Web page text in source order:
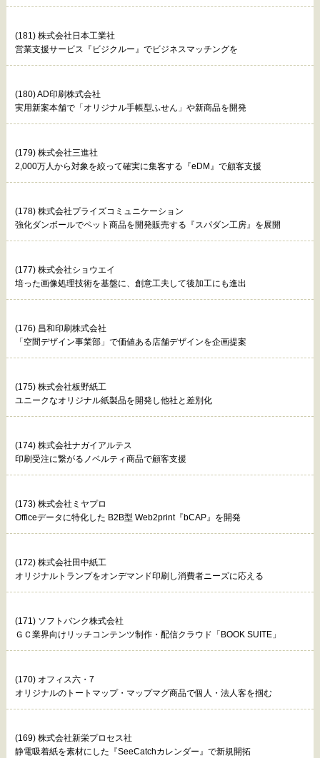
(181) 株式会社日本工業社
営業支援サービス『ビジクルー』でビジネスマッチングを
(180) AD印刷株式会社
実用新案本舗で「オリジナル手帳型ふせん」や新商品を開発
(179) 株式会社三進社
2,000万人から対象を絞って確実に集客する『eDM』で顧客支援
(178) 株式会社プライズコミュニケーション
強化ダンボールでペット商品を開発販売する『スパダン工房』を展開
(177) 株式会社ショウエイ
培った画像処理技術を基盤に、創意工夫して後加工にも進出
(176) 昌和印刷株式会社
「空間デザイン事業部」で価値ある店舗デザインを企画提案
(175) 株式会社板野紙工
ユニークなオリジナル紙製品を開発し他社と差別化
(174) 株式会社ナガイアルテス
印刷受注に繋がるノベルティ商品で顧客支援
(173) 株式会社ミヤプロ
Officeデータに特化した B2B型 Web2print『bCAP』を開発
(172) 株式会社田中紙工
オリジナルトランプをオンデマンド印刷し消費者ニーズに応える
(171) ソフトバンク株式会社
ＧＣ業界向けリッチコンテンツ制作・配信クラウド「BOOK SUITE」
(170) オフィス六・7
オリジナルのトートマップ・マップマグ商品で個人・法人客を掴む
(169) 株式会社新栄プロセス社
静電吸着紙を素材にした『SeeCatchカレンダー』で新規開拓